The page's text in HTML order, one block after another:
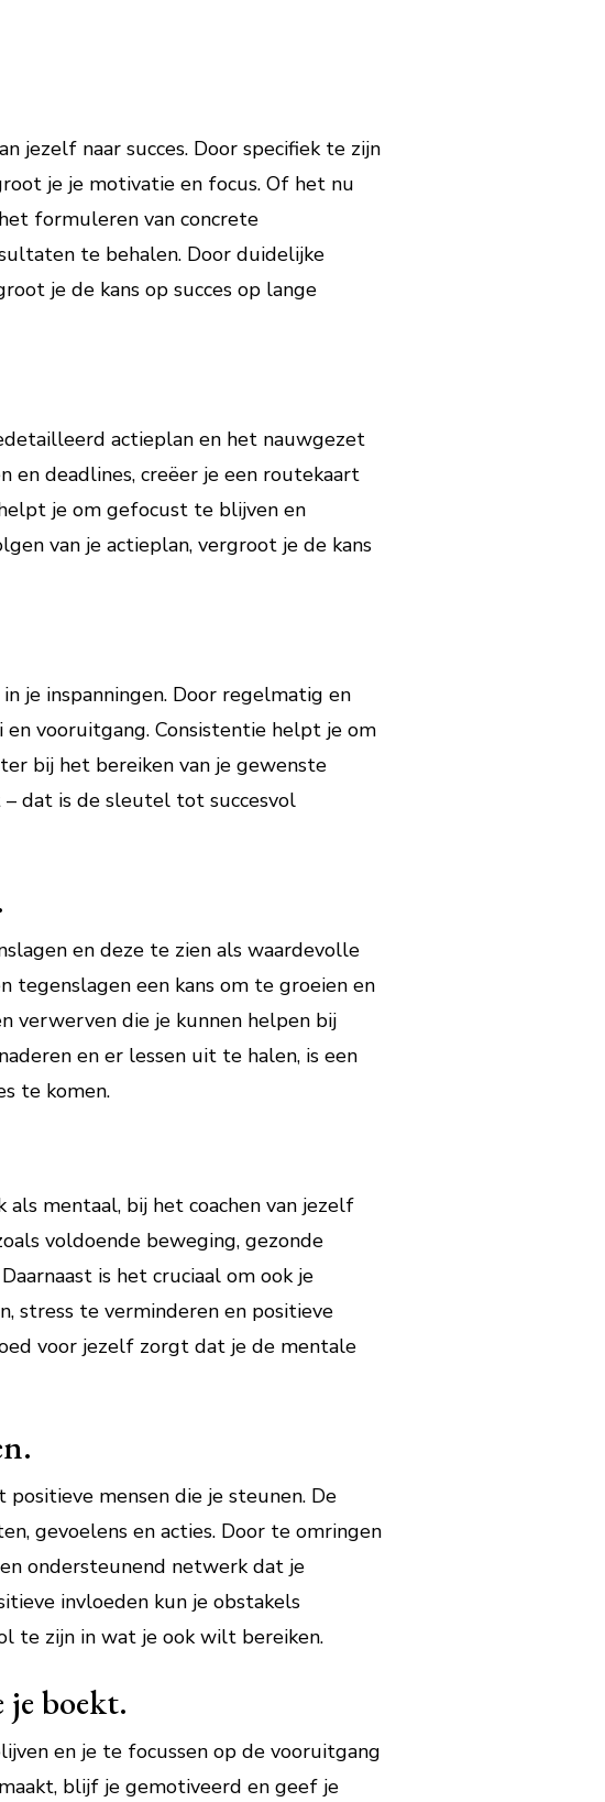
jezelf naar succes. Door specifiek te zijn
je je motivatie en focus. Of het nu
formuleren van concrete
te behalen. Door duidelijke
je de kans op succes op lange
actieplan en het nauwgezet
deadlines, creëer je een routekaart
je om gefocust te blijven en
van je actieplan, vergroot je de kans
je inspanningen. Door regelmatig en
vooruitgang. Consistentie helpt je om
bij het bereiken van je gewenste
dat is de sleutel tot succesvol
en deze te zien als waardevolle
tegenslagen een kans om te groeien en
verwerven die je kunnen helpen bij
en er lessen uit te halen, is een
te komen.
mentaal, bij het coachen van jezelf
voldoende beweging, gezonde
is het cruciaal om ook je
stress te verminderen en positieve
voor jezelf zorgt dat je de mentale
mensen die je steunen. De
gevoelens en acties. Door te omringen
ondersteunend netwerk dat je
invloeden kun je obstakels
te zijn in wat je ook wilt bereiken.
boekt.
en je te focussen op de vooruitgang
blijf je gemotiveerd en geef je